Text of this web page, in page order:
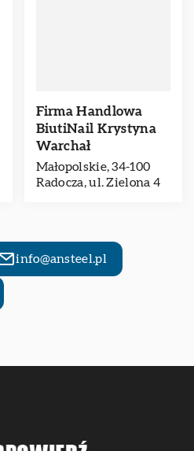
Firma Handlowa
BiutiNail Krystyna
Warchał
Małopolskie, 34-100
Radocza, ul. Zielona 4
info@ansteel.pl